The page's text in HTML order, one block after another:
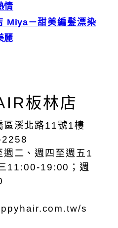
情
Miya－甜美編髪漂染
麗
板林店
區溪北路11號1樓
二、週四至週五1
11:00-19:00；週
s